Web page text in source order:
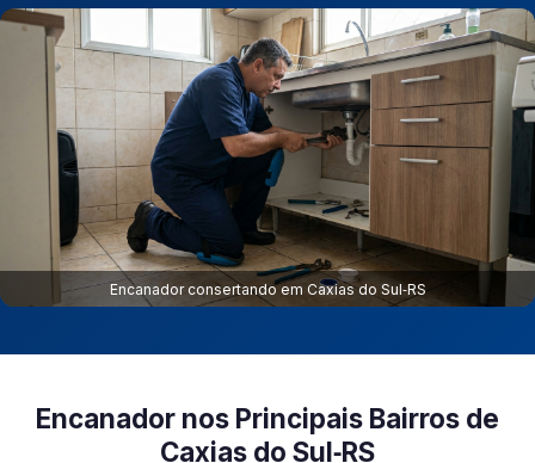
Encanador consertando em Caxias do Sul‑RS
Encanador nos Principais Bairros de
Caxias do Sul‑RS